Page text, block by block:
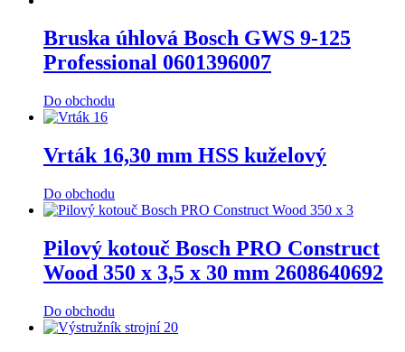
Bruska úhlová Bosch GWS 9-125
Professional 0601396007
Do obchodu
Vrták 16,30 mm HSS kuželový
Do obchodu
Pilový kotouč Bosch PRO Construct
Wood 350 x 3,5 x 30 mm 2608640692
Do obchodu